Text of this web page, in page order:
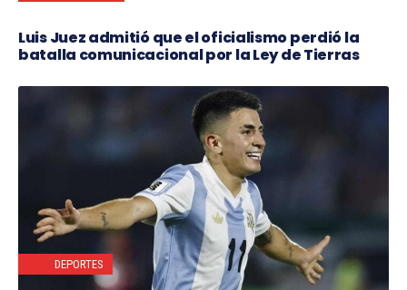
Luis Juez admitió que el oficialismo perdió la
batalla comunicacional por la Ley de Tierras
DEPORTES